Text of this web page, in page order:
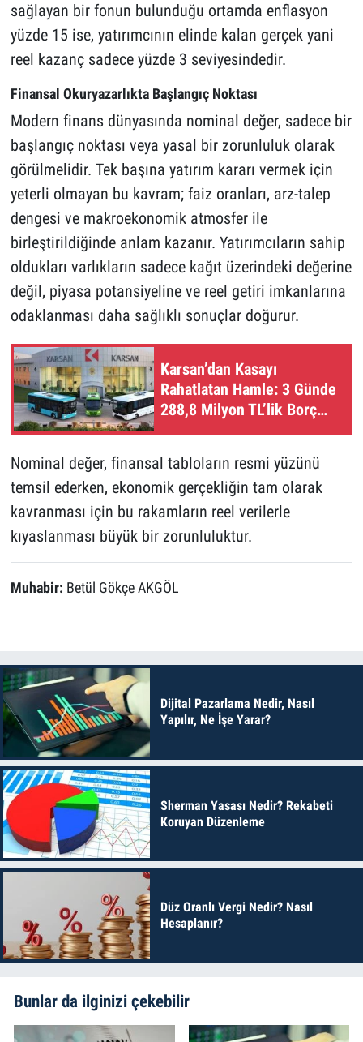
sağlayan bir fonun bulunduğu ortamda enflasyon
yüzde 15 ise, yatırımcının elinde kalan gerçek yani
reel kazanç sadece yüzde 3 seviyesindedir.
Finansal Okuryazarlıkta Başlangıç Noktası
Modern finans dünyasında nominal değer, sadece bir
başlangıç noktası veya yasal bir zorunluluk olarak
görülmelidir. Tek başına yatırım kararı vermek için
yeterli olmayan bu kavram; faiz oranları, arz-talep
dengesi ve makroekonomik atmosfer ile
birleştirildiğinde anlam kazanır. Yatırımcıların sahip
oldukları varlıkların sadece kağıt üzerindeki değerine
değil, piyasa potansiyeline ve reel getiri imkanlarına
odaklanması daha sağlıklı sonuçlar doğurur.
Karsan’dan Kasayı
Rahatlatan Hamle: 3 Günde
288,8 Milyon TL’lik Borç
Nominal değer, finansal tabloların resmi yüzünü
temsil ederken, ekonomik gerçekliğin tam olarak
kavranması için bu rakamların reel verilerle
kıyaslanması büyük bir zorunluluktur.
Muhabir: Betül Gökçe AKGÖL
Dijital Pazarlama Nedir, Nasıl
Yapılır, Ne İşe Yarar?
Sherman Yasası Nedir? Rekabeti
Koruyan Düzenleme
Düz Oranlı Vergi Nedir? Nasıl
Hesaplanır?
Bunlar da ilginizi çekebilir